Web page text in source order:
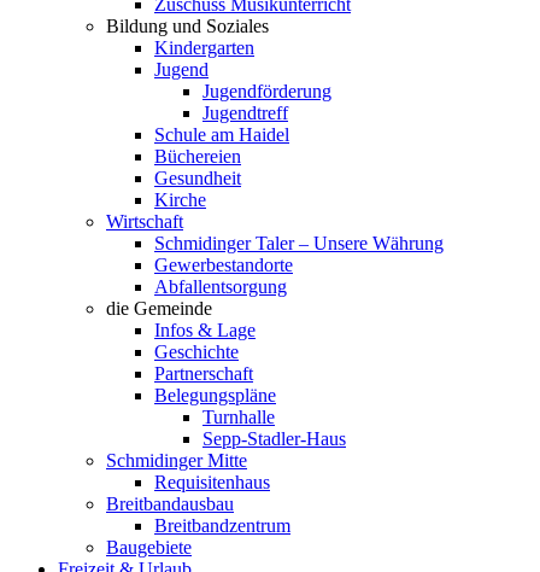
Zuschuss Musikunterricht
Bildung und Soziales
Kindergarten
Jugend
Jugendförderung
Jugendtreff
Schule am Haidel
Büchereien
Gesundheit
Kirche
Wirtschaft
Schmidinger Taler – Unsere Währung
Gewerbestandorte
Abfallentsorgung
die Gemeinde
Infos & Lage
Geschichte
Partnerschaft
Belegungspläne
Turnhalle
Sepp-Stadler-Haus
Schmidinger Mitte
Requisitenhaus
Breitbandausbau
Breitbandzentrum
Baugebiete